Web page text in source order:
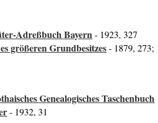
Adreßbuch Bayern- 1923, 327
größeren Grundbesitzes- 1879, 273;
Genealogisches Taschenbuch
- 1932, 31